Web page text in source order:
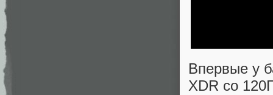
Впервые у
XDR со